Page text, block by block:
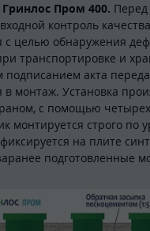
Гринлос Пром 400.
контроль
с целью обнаружения
транспортировке и
акта
в монтаж. Установка
с помощью
монтируется строго по
на плите
подготовленные